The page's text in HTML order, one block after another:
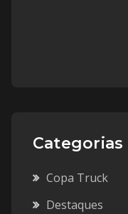
Categorias
Copa Truck
Destaques